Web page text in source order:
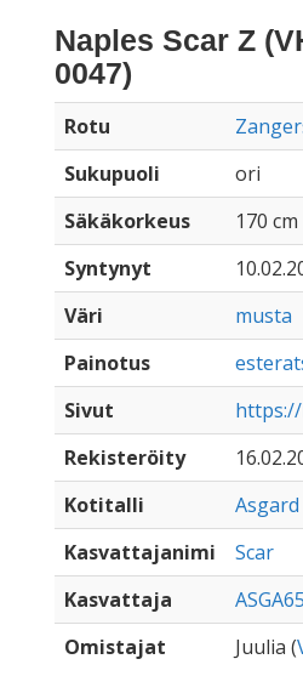
Naples Scar Z
0047)
Rotu
Sukupuoli
ori
Säkäkorkeus
170 cm
Syntynyt
Väri
musta
Painotus
Sivut
Rekisteröity
Kotitalli
Kasvattajanimi
Scar
Kasvattaja
Omistajat
Juulia (